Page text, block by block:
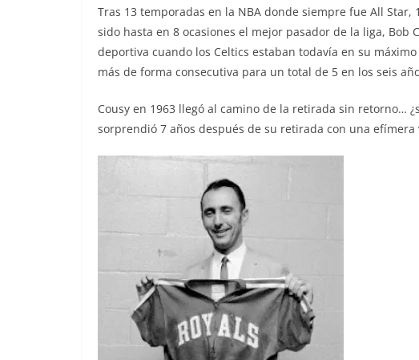
Tras 13 temporadas en la NBA donde siempre fue All
sido hasta en 8 ocasiones el mejor pasador de la liga,
deportiva cuando los Celtics estaban todavía en su
más de forma consecutiva para un total de 5 en los seis
Cousy en 1963 llegó al camino de la retirada sin retorno…
sorprendió 7 años después de su retirada con una efímera